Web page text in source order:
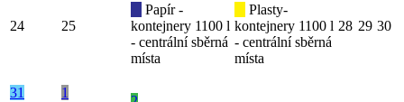
24 25
Papír -
kontejnery 1100 l
- centrální sběrná
místa
Plasty-
kontejnery 1100 l
- centrální sběrná
místa
28 29 30
31
1